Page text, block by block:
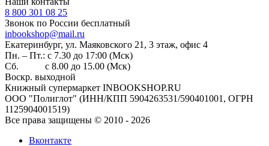
8 800 301 08 25
Звонок по России бесплатный
inbookshop@mail.ru
Екатеринбург, ул. Маяковского 21, 3 этаж, офис 4
Пн. – Пт.: с 7.30 до 17:00 (Мск)
Сб. с 8.00 до 15.00 (Мск)
Воскр. выходной
Книжный супермаркет INBOOKSHOP.RU
ООО "Полиглот" (ИНН/КПП 5904263531/590401001, ОГРН
1125904001519)
Все права защищены © 2010 - 2026
Вконтакте